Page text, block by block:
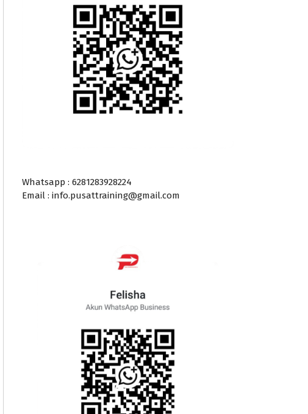
Whatsapp : 6281283928224
Email : info.pusattraining@gmail.com